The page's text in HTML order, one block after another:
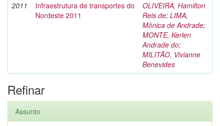
2011
Infraestrutura de transportes do
Nordeste 2011
OLIVEIRA, Hamilton
Reis de; LIMA,
Mônica de Andrade;
MONTE, Kerlen
Andrade do;
MILITÃO, Vivianne
Benevides
Refinar
Assunto